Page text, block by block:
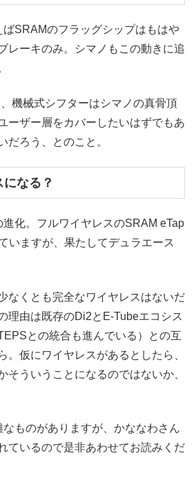
SRAMのフラッグシップはもはや
レーキのみ。シマノもこの動きに追
機械式シフターはシマノの真骨頂
ーザー層をカバーしたいはずでもあ
だろう、とのこと。
なる？
化。フルワイヤレスのSRAM eTap
いますが、果たしてデュラエース
なくとも完全なワイヤレスはないだ
理由は既存のDi2とE-Tubeエコシス
との統合も進んでいる）との互
。仮にワイヤレスがあるとしたら、
そういうことになるのではないか、
ものがありますが、かななわさん
ているので是非あわせてお読みくだ